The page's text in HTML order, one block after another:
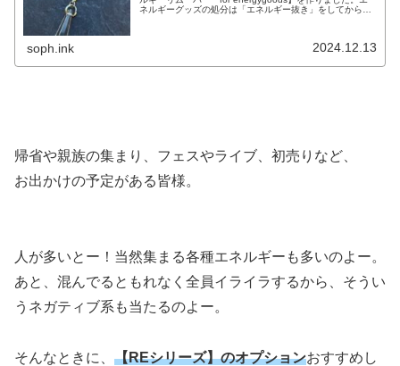
ネルギーグッズの処分は「エネルギー抜き」をしてからこ
soph.ink 2024.12.13
帰省や親族の集まり、フェスやライブ、初売りなど、
お出かけの予定がある皆様。
人が多いとー！当然集まる各種エネルギーも多いのよー。
あと、混んでるともれなく全員イライラするから、そうい
うネガティブ系も当たるのよー。
そんなときに、 【REシリーズ】のオプションおすすめし